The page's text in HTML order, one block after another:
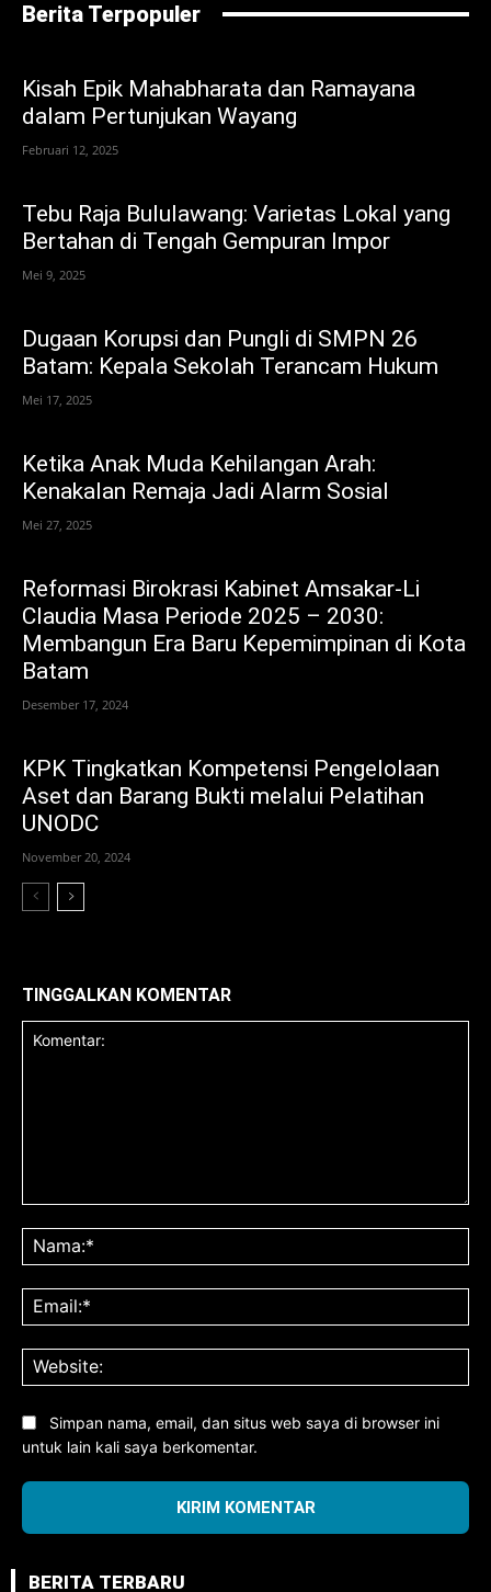
Berita Terpopuler
Kisah Epik Mahabharata dan Ramayana
dalam Pertunjukan Wayang
Februari 12, 2025
Tebu Raja Bululawang: Varietas Lokal yang
Bertahan di Tengah Gempuran Impor
Mei 9, 2025
Dugaan Korupsi dan Pungli di SMPN 26
Batam: Kepala Sekolah Terancam Hukum
Mei 17, 2025
Ketika Anak Muda Kehilangan Arah:
Kenakalan Remaja Jadi Alarm Sosial
Mei 27, 2025
Reformasi Birokrasi Kabinet Amsakar-Li
Claudia Masa Periode 2025 – 2030:
Membangun Era Baru Kepemimpinan di Kota
Batam
Desember 17, 2024
KPK Tingkatkan Kompetensi Pengelolaan
Aset dan Barang Bukti melalui Pelatihan
UNODC
November 20, 2024
TINGGALKAN KOMENTAR
Simpan nama, email, dan situs web saya di browser ini
untuk lain kali saya berkomentar.
BERITA TERBARU